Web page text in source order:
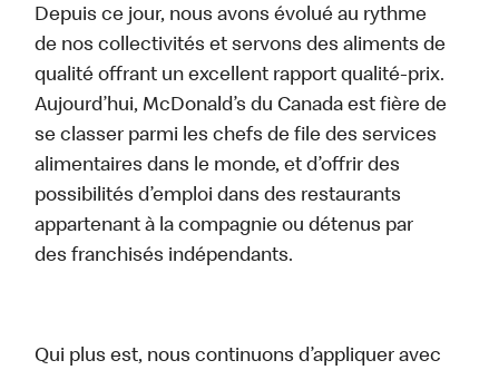
Depuis ce jour, nous avons évolué au rythme
de nos collectivités et servons des aliments de
qualité offrant un excellent rapport qualité-prix.
Aujourd’hui, McDonald’s du Canada est fière de
se classer parmi les chefs de file des services
alimentaires dans le monde, et d’offrir des
possibilités d’emploi dans des restaurants
appartenant à la compagnie ou détenus par
des franchisés indépendants.
Qui plus est, nous continuons d’appliquer avec